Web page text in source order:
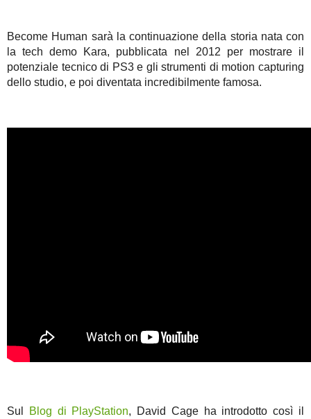
Become Human sarà la continuazione della storia nata con
la tech demo Kara, pubblicata nel 2012 per mostrare il
potenziale tecnico di PS3 e gli strumenti di motion capturing
dello studio, e poi diventata incredibilmente famosa.
Sul Blog di PlayStation, David Cage ha introdotto così il